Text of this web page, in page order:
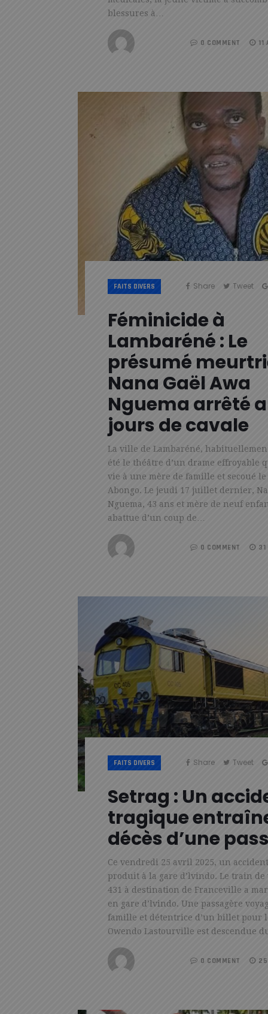
blessures à…
0 COMMENT 11
FAITS DIVERS Share Tweet
Féminicide à
Lambaréné : Le
présumé
Nana Gaël Awa
Nguema arrêté
jours de cavale
La ville de Lambaréné,
été le théâtre d’un drame effroyable
vie à une mère de famille et secoué
Abongo. Le jeudi 17 juillet dernier,
Nguema, 43 ans et mère de neuf
abattue d’un coup de…
0 COMMENT
FAITS DIVERS Share Tweet
Setrag : Un
tragique
décès d’une
Ce vendredi 25 avril 2025, un
produit à la gare d’lvindo. Le train de
431 à destination de Franceville a
en gare d’lvindo. Une passagère
famille et détentrice d’un billet pour
Owendo Lastourville est descendue
0 COMMENT